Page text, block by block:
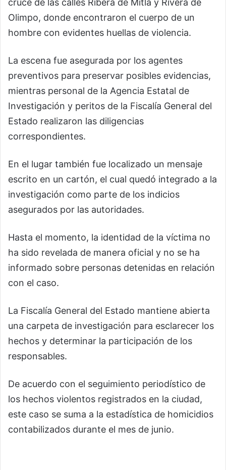
cruce de las calles Ribera de Mitla y Rivera de
Olimpo, donde encontraron el cuerpo de un
hombre con evidentes huellas de violencia.
La escena fue asegurada por los agentes
preventivos para preservar posibles evidencias,
mientras personal de la Agencia Estatal de
Investigación y peritos de la Fiscalía General del
Estado realizaron las diligencias
correspondientes.
En el lugar también fue localizado un mensaje
escrito en un cartón, el cual quedó integrado a la
investigación como parte de los indicios
asegurados por las autoridades.
Hasta el momento, la identidad de la víctima no
ha sido revelada de manera oficial y no se ha
informado sobre personas detenidas en relación
con el caso.
La Fiscalía General del Estado mantiene abierta
una carpeta de investigación para esclarecer los
hechos y determinar la participación de los
responsables.
De acuerdo con el seguimiento periodístico de
los hechos violentos registrados en la ciudad,
este caso se suma a la estadística de homicidios
contabilizados durante el mes de junio.